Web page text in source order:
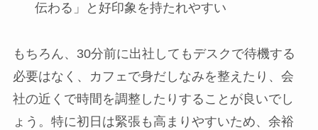
伝わる」と好印象を持たれやすい
もちろん、30分前に出社してもデスクで待機する
必要はなく、カフェで身だしなみを整えたり、会
社の近くで時間を調整したりすることが良いでし
ょう。特に初日は緊張も高まりやすいため、余裕